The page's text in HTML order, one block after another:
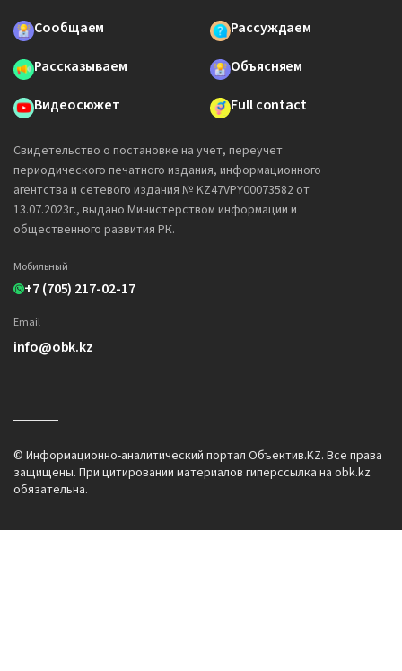
Сообщаем
Рассуждаем
Рассказываем
Объясняем
Видеосюжет
Full contact
Свидетельство о постановке на учет, переучет
периодического печатного издания, информационного
агентства и сетевого издания № KZ47VPY00073582 от
13.07.2023г., выдано Министерством информации и
общественного развития РК.
Мобильный
+7 (705) 217-02-17
Email
info@obk.kz
© Информационно-аналитический портал Объектив.KZ. Все права
защищены. При цитировании материалов гиперссылка на obk.kz
обязательна.